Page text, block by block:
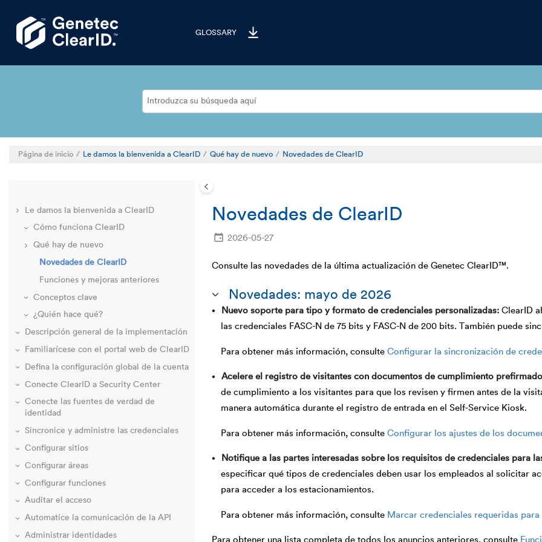
GLOSSARY
Página de inicio Le damos la bienvenida a ClearID Qué hay de nuevo Novedades de ClearID
Le damos la bienvenida a ClearID
Cómo funciona ClearID
Qué hay de nuevo
Novedades de ClearID
Funciones y mejoras anteriores
Conceptos clave
¿Quién hace qué?
Descripción general de la implementación
Familiarícese con el portal web de ClearID
Defina la configuración global de la cuenta
Conecte ClearID a Security Center
Conecte las fuentes de verdad de
identidad
Sincronice y administre las credenciales
Configurar sitios
Configurar áreas
Configurar funciones
Auditar el acceso
Automatice la comunicación de la API
Administrar identidades
Novedades de ClearID
2026-05-27
Consulte las novedades de la última actualización de Genetec ClearID™.
Novedades: mayo de 2026
Nuevo soporte para tipo y formato de credenciales personalizadas ClearID
las credenciales FASC-N de 75 bits y FASC-N de 200 bits. También puede
Para obtener más información, consulte Configurar la sincronización de
Acelere el registro de visitantes con documentos de cumplimiento
de cumplimiento a los visitantes para que los revisen y firmen antes de la
manera automática durante el registro de entrada en el Self‑Service Kiosk.
Para obtener más información, consulte Configurar los ajustes de los
Notifique a las partes interesadas sobre los requisitos de credenciales para
especificar qué tipos de credenciales deben usar los empleados al solicitar
para acceder a los estacionamientos.
Para obtener más información, consulte Marcar credenciales requeridas
Para obtener una lista completa de todos los anuncios anteriores, consulte